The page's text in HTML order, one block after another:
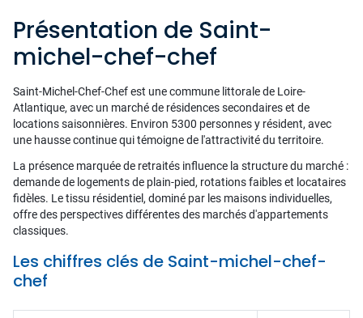
Présentation de Saint-
michel-chef-chef
Saint-Michel-Chef-Chef est une commune littorale de Loire-
Atlantique, avec un marché de résidences secondaires et de
locations saisonnières. Environ 5300 personnes y résident, avec
une hausse continue qui témoigne de l'attractivité du territoire.
La présence marquée de retraités influence la structure du marché :
demande de logements de plain-pied, rotations faibles et locataires
fidèles. Le tissu résidentiel, dominé par les maisons individuelles,
offre des perspectives différentes des marchés d'appartements
classiques.
Les chiffres clés de Saint-michel-chef-
chef